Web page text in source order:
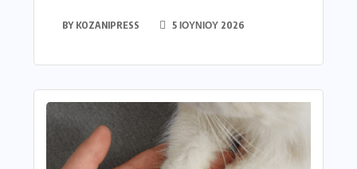
BY KOZANIPRESS 5 ΙΟΥΝΊΟΥ 2026